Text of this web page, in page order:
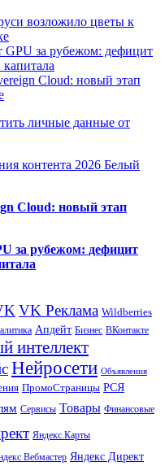
возложило цветы к
за рубежом: дефицит
капитала
Cloud: новый этап
личные данные от
контента 2026 Белый
Cloud: новый этап
за рубежом: дефицит
VK Реклама Wildberries
Апдейт Бизнес ВКонтакте
интеллект
Нейросети Объявления
ПромоСтраницы РСЯ
Сервисы Товары Финансовые
Яндекс.Карты
Вебмастер Яндекс Директ